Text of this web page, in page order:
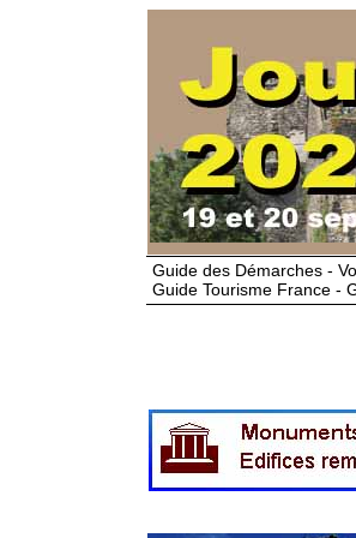
Guide des Démarches -
Guide Tourisme France -